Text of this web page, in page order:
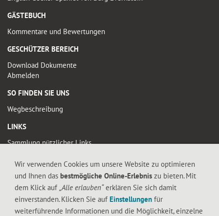
GÄSTEBUCH
Kommentare und Bewertungen
GESCHÜTZER BEREICH
Download Dokumente
Abmelden
SO FINDEN SIE UNS
Wegbeschreibung
LINKS
Sammlung nützlicher Links
© 2019 FALTIGE-HERZEN
Diese Seite enthält urheberrechtlich geschütztes Material. Die durch die
Seitenbetreiber erstellten Inhalte und Werke auf diesen Seiten unterliegen dem
deutschen Urheberrecht. Die Vervielfältigung, Bearbeitung, Verbreitung und jede
Art der Verwertung außerhalb der Grenzen des Urheberrechtes bedürfen der
Wir verwenden Cookies um unsere Website zu optimieren
und Ihnen das bestmögliche Online-Erlebnis zu bieten. Mit
dem Klick auf „Alle erlauben“erklären Sie sich damit
einverstanden. Klicken Sie auf Einstellungen für
weiterführende Informationen und die Möglichkeit, einzelne